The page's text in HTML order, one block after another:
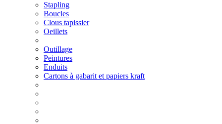
Stapling
Boucles
Clous tapissier
Oeillets
Outillage
Peintures
Enduits
Cartons à gabarit et papiers kraft